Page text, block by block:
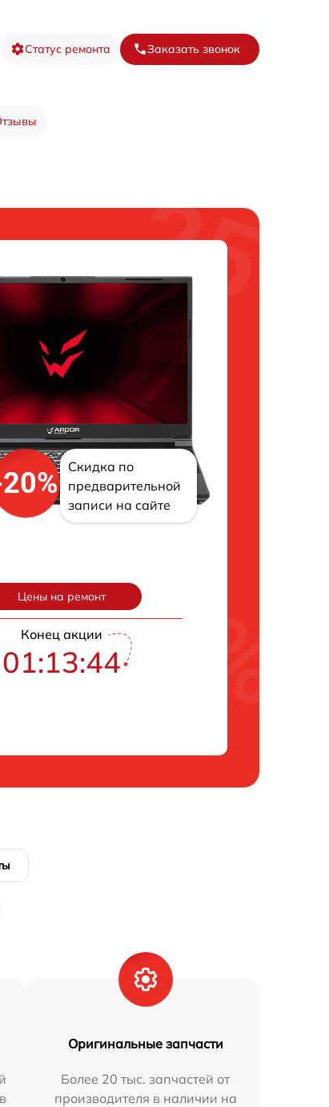
Статус ремонта Заказать звонок
Скидка по
предварительной
записи на сайте
Цены на ремонт
Конец акции
01:13:42
Оригинальные запчасти
Более 20 тыс. запчастей от
производителя в наличии на